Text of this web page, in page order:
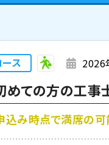
ス 2026
めての方の工
み時点で満席の可